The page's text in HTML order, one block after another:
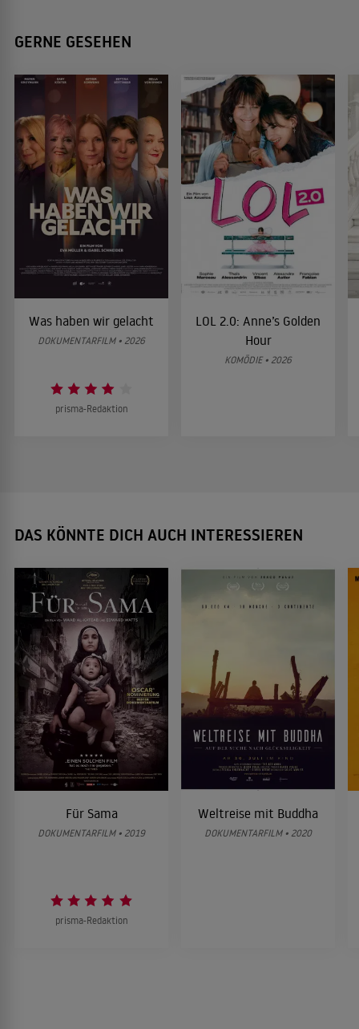
GERNE GESEHEN
Was haben wir gelacht
DOKUMENTARFILM • 2026
prisma-Redaktion
LOL 2.0: Anne’s Golden
Hour
KOMÖDIE • 2026
DAS KÖNNTE DICH AUCH INTERESSIEREN
Für Sama
DOKUMENTARFILM • 2019
prisma-Redaktion
Weltreise mit Buddha
DOKUMENTARFILM • 2020